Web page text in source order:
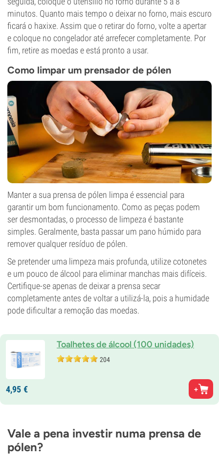
minutos. Quanto mais tempo o deixar no forno, mais escuro
ficará o haxixe. Assim que o retirar do forno, volte a apertar
e coloque no congelador até arrefecer completamente. Por
fim, retire as moedas e está pronto a usar.
Como limpar um prensador de pólen
Manter a sua prensa de pólen limpa é essencial para
garantir um bom funcionamento. Como as peças podem
ser desmontadas, o processo de limpeza é bastante
simples. Geralmente, basta passar um pano húmido para
remover qualquer resíduo de pólen.
Se pretender uma limpeza mais profunda, utilize cotonetes
e um pouco de álcool para eliminar manchas mais difíceis.
Certifique-se apenas de deixar a prensa secar
completamente antes de voltar a utilizá-la, pois a humidade
pode dificultar a remoção das moedas.
Toalhetes de álcool (100 unidades)
204
4,95 €
Vale a pena investir numa prensa de
pólen?